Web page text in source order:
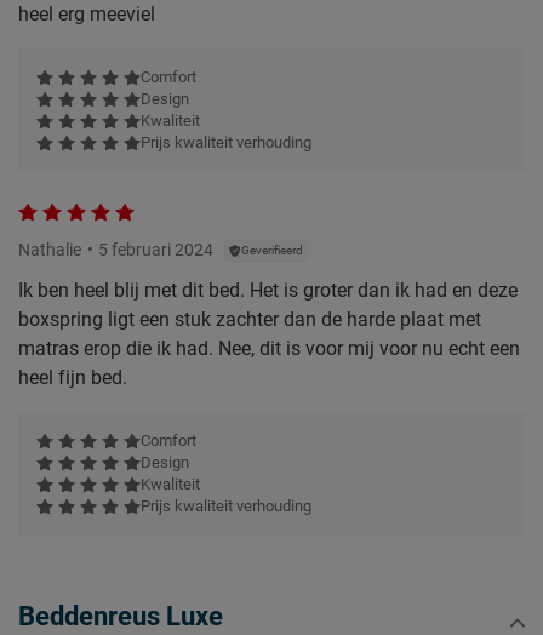
heel erg meeviel
Comfort
Design
Kwaliteit
Prijs kwaliteit verhouding
Nathalie 5 februari 2024 Geverifieerd
Ik ben heel blij met dit bed. Het is groter dan ik had en deze
boxspring ligt een stuk zachter dan de harde plaat met
matras erop die ik had. Nee, dit is voor mij voor nu echt een
heel fijn bed.
Comfort
Design
Kwaliteit
Prijs kwaliteit verhouding
Beddenreus Luxe